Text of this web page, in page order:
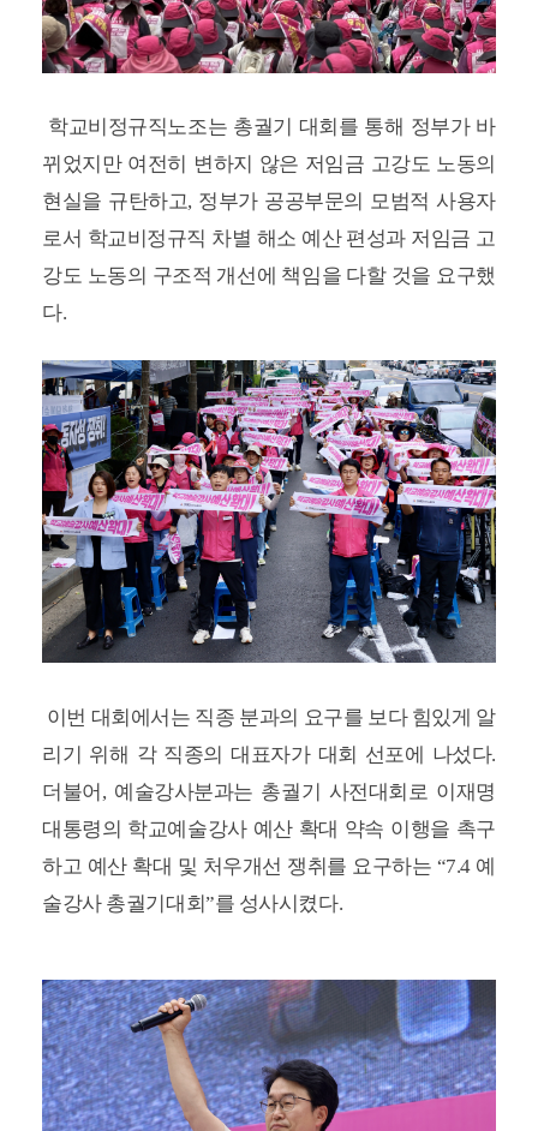
학교비정규직노조는 총궐기 대회를 통해 정부가 바
뀌었지만 여전히 변하지 않은 저임금 고강도 노동의
현실을 규탄하고, 정부가 공공부문의 모범적 사용자
로서 학교비정규직 차별 해소 예산 편성과 저임금 고
강도 노동의 구조적 개선에 책임을 다할 것을 요구했
다.
이번 대회에서는 직종 분과의 요구를 보다 힘있게 알
리기 위해 각 직종의 대표자가 대회 선포에 나섰다.
더불어, 예술강사분과는 총궐기 사전대회로 이재명
대통령의 학교예술강사 예산 확대 약속 이행을 촉구
하고 예산 확대 및 처우개선 쟁취를 요구하는 “7.4 예
술강사 총궐기대회”를 성사시켰다.